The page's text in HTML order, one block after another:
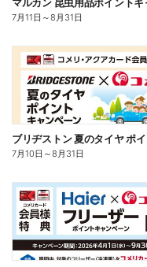
7月11日 ～8月31日
7月10日 ～8月31日